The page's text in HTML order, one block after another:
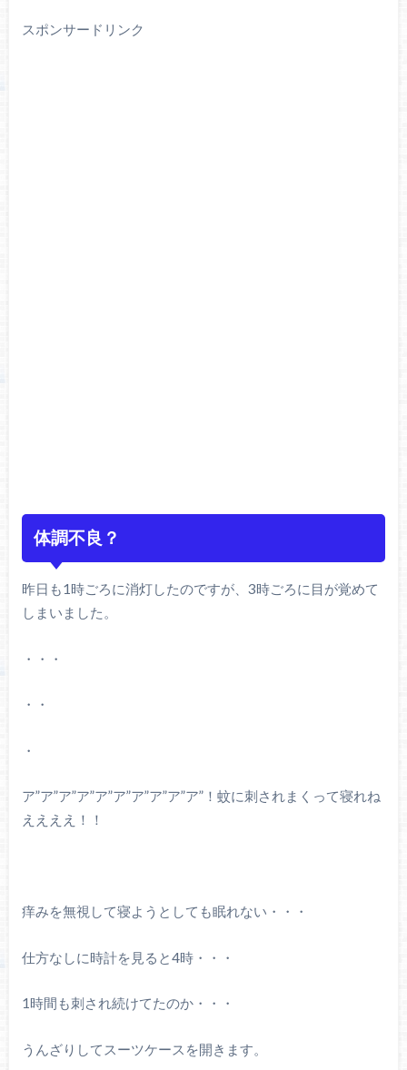
スポンサードリンク
体調不良？
昨日も1時ごろに消灯したのですが、3時ごろに目が覚めて
しまいました。
・・・
・・
・
ア”ア”ア”ア”ア”ア”ア”ア”ア”ア”！蚊に刺されまくって寝れね
ええええ！！
痒みを無視して寝ようとしても眠れない・・・
仕方なしに時計を見ると4時・・・
1時間も刺され続けてたのか・・・
うんざりしてスーツケースを開きます。